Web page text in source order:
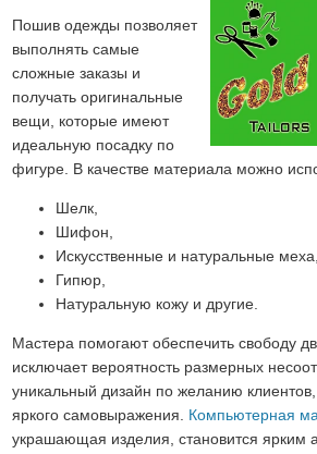
Пошив одежды позволяет
выполнять самые
сложные заказы и
получать оригинальные
вещи, которые имеют
идеальную посадку по
фигуре. В качестве материала можно
Шелк,
Шифон,
Искусственные и натуральные меха,
Гипюр,
Натуральную кожу и другие.
Мастера помогают обеспечить свободу
исключает вероятность размерных
уникальный дизайн по желанию
яркого самовыражения. Компьютерная
украшающая изделия, становится ярким